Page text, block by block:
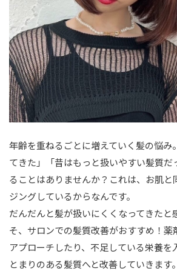
【心斎橋・南船場】avant（アバント）
【心斎橋・南船場】eclat（エクラ）
【京橋】hair place CORAZON（ヘアプレ
【福島】LARANJE 大阪店 (ラランジェオオ
【心斎橋・南船場】enn（エン）
【梅田】Flower by enn（フラワーバイエ
おわりに
年齢を重ねるごとに増えていく髪の悩み
てきた」「昔はもっと扱いやすい髪質
ることはありませんか？これは、お肌と
ジングしているからなんです。
だんだんと髪が扱いにくくなってきたと
そ、サロンでの髪質改善がおすすめ！薬
アプローチしたり、不足している栄養を
とまりのある髪質へと改善していきます